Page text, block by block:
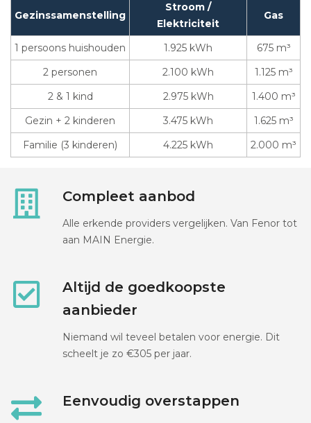
Gezinssamenstelling
Stroom /
Elektriciteit
Gas
1 persoons huishouden 1.925 kWh
675 m³
2 personen
2.100 kWh
1.125 m³
2 & 1 kind
2.975 kWh
1.400 m³
Gezin + 2 kinderen
3.475 kWh
1.625 m³
Familie (3 kinderen)
4.225 kWh 2.000 m³
Compleet aanbod
Alle erkende providers vergelijken. Van Fenor tot
aan MAIN Energie.
Altijd de goedkoopste
aanbieder
Niemand wil teveel betalen voor energie. Dit
scheelt je zo €305 per jaar.
Eenvoudig overstappen